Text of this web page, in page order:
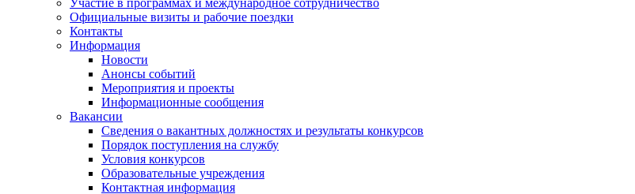
Участие в программах и международное сотрудничество
Официальные визиты и рабочие поездки
Контакты
Информация
Новости
Анонсы событий
Мероприятия и проекты
Информационные сообщения
Вакансии
Сведения о вакантных должностях и результаты конкурсов
Порядок поступления на службу
Условия конкурсов
Образовательные учреждения
Контактная информация